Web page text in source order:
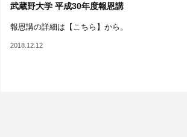
武蔵野大学 平成30年度報恩講
報恩講の詳細は【こちら】から。
2018.12.12